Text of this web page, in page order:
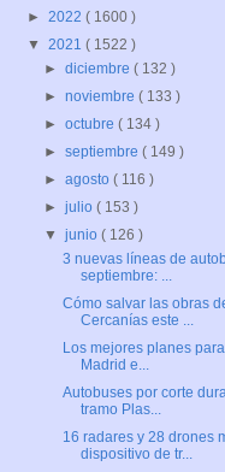
► 2022 ( 1600 )
▼ 2021 ( 1522 )
►diciembre( 132 )
►noviembre( 133 )
►octubre( 134 )
►septiembre( 149 )
►agosto( 116 )
►julio( 153 )
▼junio( 126 )
3 nuevas líneas de
septiembre: ...
Cómo salvar las obras
Cercanías este ...
Los mejores planes
Madrid e...
Autobuses por corte
tramo Plas...
16 radares y 28 drones
dispositivo de tr...